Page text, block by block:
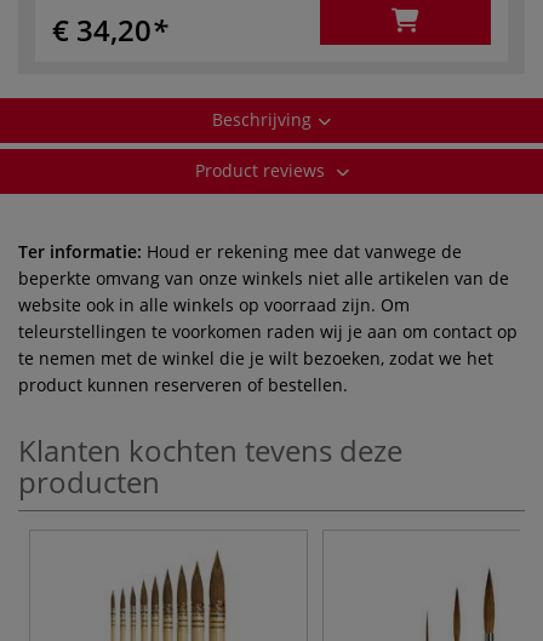
€ 34,20
Beschrijving
Product reviews
Ter informatie: Houd er rekening mee dat vanwege de
beperkte omvang van onze winkels niet alle artikelen van de
website ook in alle winkels op voorraad zijn. Om
teleurstellingen te voorkomen raden wij je aan om contact op
te nemen met de winkel die je wilt bezoeken, zodat we het
product kunnen reserveren of bestellen.
Klanten kochten tevens deze
producten